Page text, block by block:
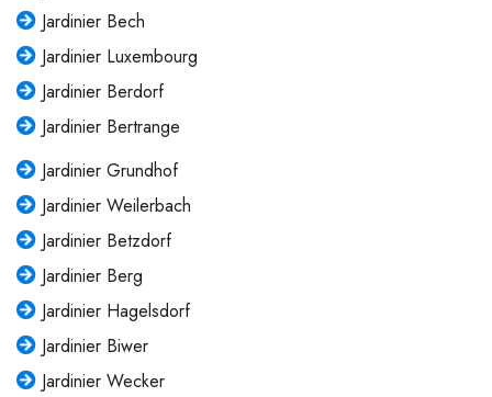
Jardinier Bech
Jardinier Luxembourg
Jardinier Berdorf
Jardinier Bertrange
Jardinier Grundhof
Jardinier Weilerbach
Jardinier Betzdorf
Jardinier Berg
Jardinier Hagelsdorf
Jardinier Biwer
Jardinier Wecker